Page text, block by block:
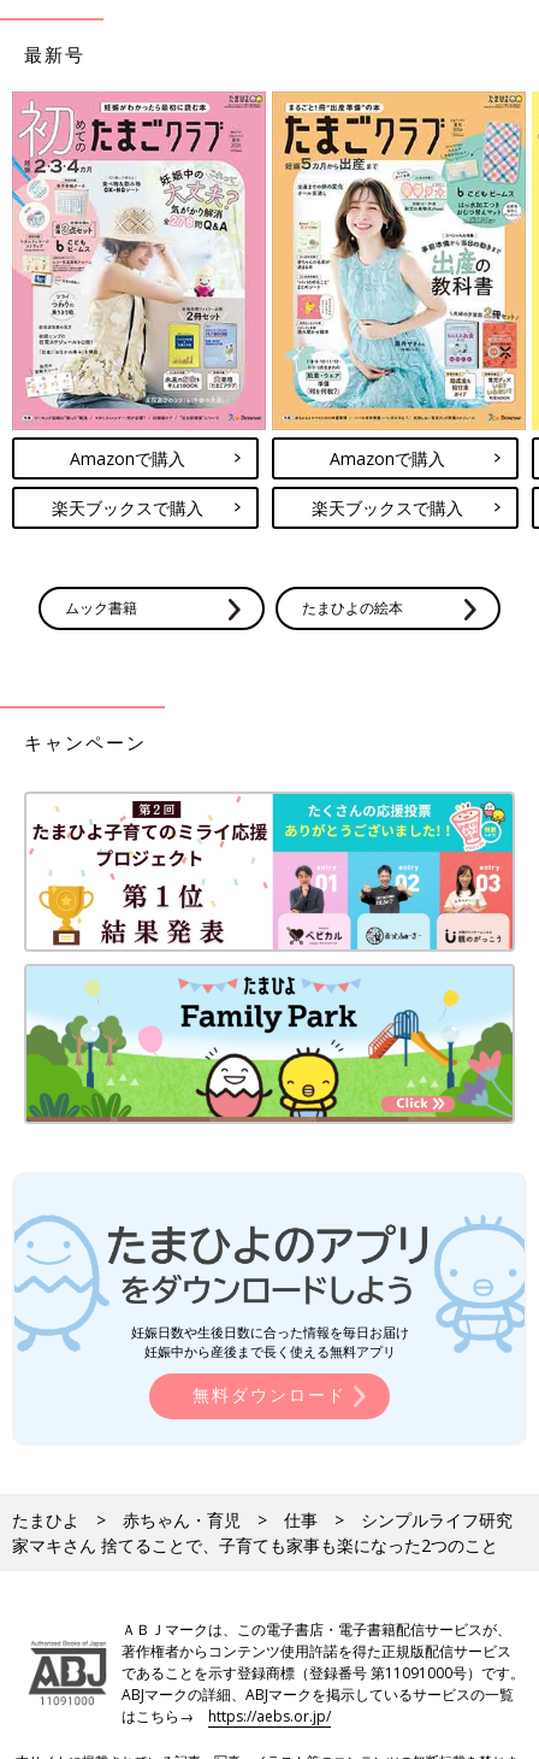
最新号
Amazonで購入
楽天ブックスで購入
Amazonで購入
楽天ブックスで購入
ムック書籍 たまひよの絵本
キャンペーン
妊娠日数や生後日数に合った情報を毎日お届け
妊娠中から産後まで長く使える無料アプリ
無料ダウンロード
たまひよ 赤ちゃん・育児 仕事
シンプルライフ研究
家マキさん 捨てることで、子育ても家事も楽になった2つのこと
ＡＢＪマークは、この電子書店・電子書籍配信サービスが、
著作権者からコンテンツ使用許諾を得た正規版配信サービス
であることを示す登録商標（登録番号 第11091000号）です。
ABJマークの詳細、ABJマークを掲示しているサービスの一覧
はこちら→https://aebs.or.jp/